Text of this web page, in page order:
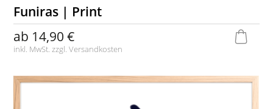
Funiras | Print
ab 14,90 €
inkl. MwSt. zzgl.Versandkosten